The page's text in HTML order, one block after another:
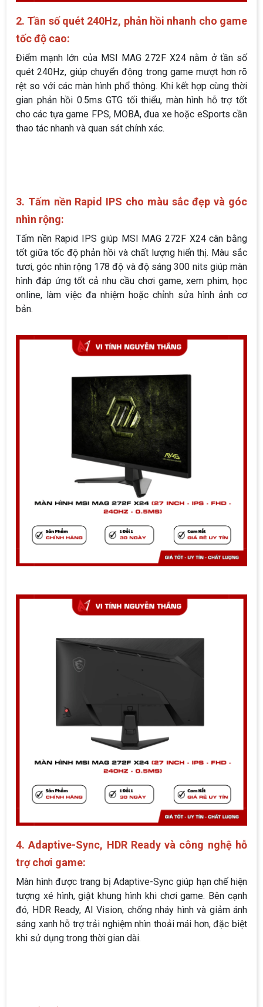
2. Tần số quét 240Hz, phản hồi nhanh cho game
tốc độ cao:
Điểm mạnh lớn của MSI MAG 272F X24 nằm ở tần số
quét 240Hz, giúp chuyển động trong game mượt hơn rõ
rệt so với các màn hình phổ thông. Khi kết hợp cùng thời
gian phản hồi 0.5ms GTG tối thiểu, màn hình hỗ trợ tốt
cho các tựa game FPS, MOBA, đua xe hoặc eSports cần
3. Tấm nền Rapid IPS cho màu sắc đẹp và góc
nhìn rộng:
Tấm nền Rapid IPS giúp MSI MAG 272F X24 cân bằng
tốt giữa tốc độ phản hồi và chất lượng hiển thị. Màu sắc
tươi, góc nhìn rộng 178 độ và độ sáng 300 nits giúp màn
hình đáp ứng tốt cả nhu cầu chơi game, xem phim, học
online, làm việc đa nhiệm hoặc chỉnh sửa hình ảnh cơ
4. Adaptive-Sync, HDR Ready và công nghệ hỗ
trợ chơi game:
Màn hình được trang bị Adaptive-Sync giúp hạn chế hiện
tượng xé hình, giật khung hình khi chơi game. Bên cạnh
đó, HDR Ready, AI Vision, chống nháy hình và giảm ánh
sáng xanh hỗ trợ trải nghiệm nhìn thoải mái hơn, đặc biệt